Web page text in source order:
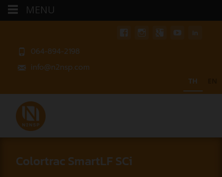
064-894-2198
info@n2nsp.com
TH
Colortrac SmartLF SCi
MENU